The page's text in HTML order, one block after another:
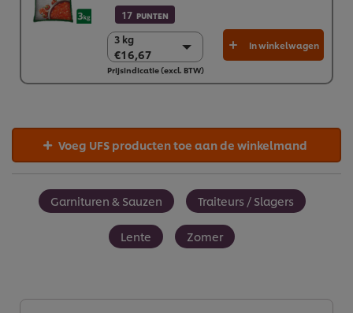
17 PUNTEN
3 kg
€16,67
3 kg
€16,67
4 x 3 kg
In winkelwagen
Prijsindicatie (excl. BTW)
Voeg UFS producten toe aan de winkelmand
Garnituren & Sauzen Traiteurs / Slagers
Lente Zomer